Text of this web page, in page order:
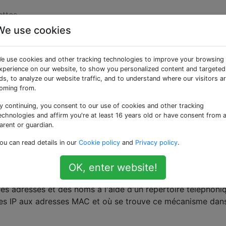
IP sont-elles
MAC?
adresses MAC et IP, et pourquoi nous avons besoin des
des ID uniques physiques non modifiables pour chaque
IP sont attribuées, modifiables et virtuelles. Pour
personnes qui ont des noms permanents et les adresses
adresses et des noms à l'aide d'un répertoire
IP aux adresses MAC et où se trouve ce mécanisme
use cookies
use cookies and other tracking technologies to improve your browsing
on our website, to show you personalized content and targeted
to analyze our website traffic, and to understand where our visitors
from.
continuing, you consent to our use of cookies and other tracking
and affirm you're at least 16 years old or have consent from a
or guardian.
can read details in our Cookie policy and Privacy policy.
OK, enter website!